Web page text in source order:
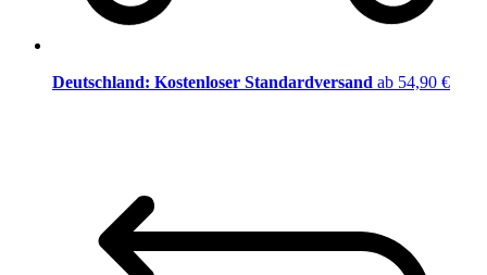
Deutschland: Kostenloser Standardversand ab 54,90 €